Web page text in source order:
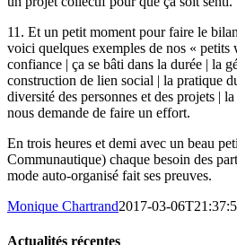
11. Et un petit moment pour faire le
voici quelques exemples de nos « petits
confiance | ça se bâti dans la durée | la
construction de lien social | la pratique
diversité des personnes et des projets |
nous demande de faire un effort.
En trois heures et demi avec un beau
Communautique) chaque besoin des
mode auto-organisé fait ses preuves.
Monique Chartrand2017-03-
Actualités récentes